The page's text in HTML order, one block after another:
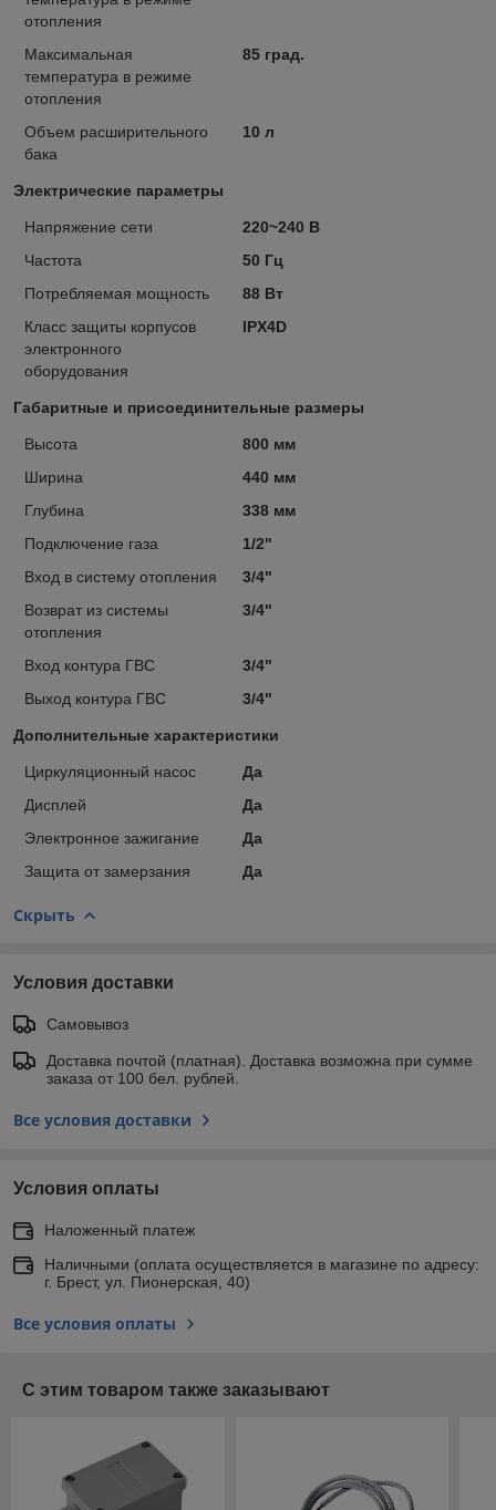
отопления
Максимальная
температура в режиме
отопления
85 град.
Объем расширительного
бака
10 л
Электрические параметры
Напряжение сети
220~240 В
Частота
50 Гц
Потребляемая мощность
88 Вт
Класс защиты корпусов
электронного
оборудования
IPX4D
Габаритные и присоединительные размеры
Высота
800 мм
Ширина
440 мм
Глубина
338 мм
Подключение газа
1/2"
Вход в систему отопления
3/4"
Возврат из системы
отопления
3/4"
Вход контура ГВС
3/4"
Выход контура ГВС
3/4"
Дополнительные характеристики
Циркуляционный насос
Да
Дисплей
Да
Электронное зажигание
Да
Защита от замерзания
Да
Скрыть
Условия доставки
Самовывоз
Доставка почтой (платная). Доставка возможна при сумме
заказа от 100 бел. рублей.
Все условия доставки
Условия оплаты
Наложенный платеж
Наличными (оплата осуществляется в магазине по адресу:
г. Брест, ул. Пионерская, 40)
Все условия оплаты
С этим товаром также заказывают